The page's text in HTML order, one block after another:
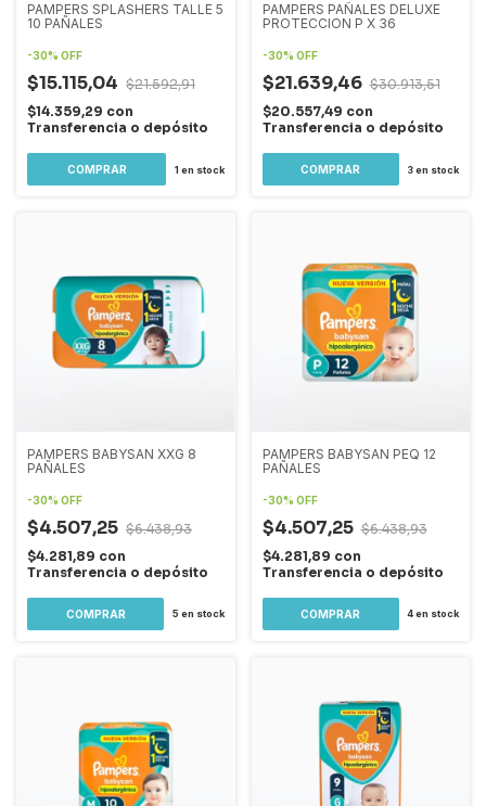
PAMPERS SPLASHERS TALLE 5
10 PAÑALES
-30% OFF
$15.115,04 $21.592,91
$14.359,29 con
Transferencia o depósito
1 en stock
PAMPERS PAÑALES DELUXE
PROTECCION P X 36
-30% OFF
$21.639,46 $30.913,51
$20.557,49 con
Transferencia o depósito
3en stock
PAMPERS BABYSAN XXG 8
PAÑALES
-30% OFF
$4.507,25 $6.438,93
$4.281,89 con
Transferencia o depósito
5 en stock
PAMPERS BABYSAN PEQ 12
PAÑALES
-30% OFF
$4.507,25 $6.438,93
$4.281,89 con
Transferencia o depósito
4en stock